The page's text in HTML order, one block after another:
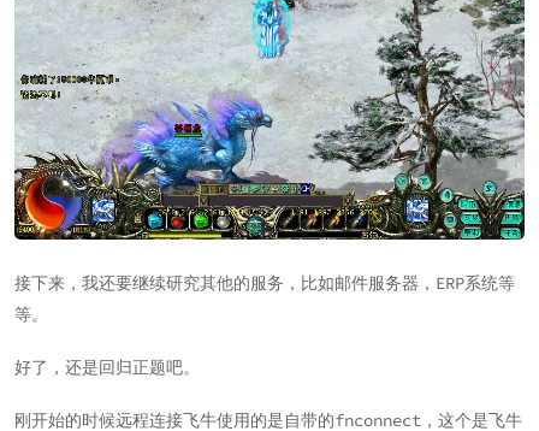
接下来，我还要继续研究其他的服务，比如邮件服务器，ERP系统等
等。
好了，还是回归正题吧。
刚开始的时候远程连接飞牛使用的是自带的fnconnect，这个是飞牛